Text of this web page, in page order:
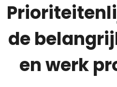
de
en werk